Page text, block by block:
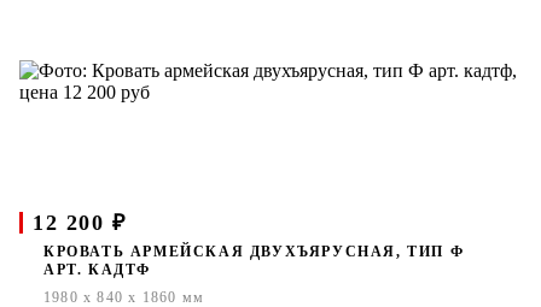
12 200 ₽
КРОВАТЬ АРМЕЙСКАЯ ДВУХЪЯРУСНАЯ, ТИП Ф
АРТ. КАДТФ
1980 x 840 x 1860 мм